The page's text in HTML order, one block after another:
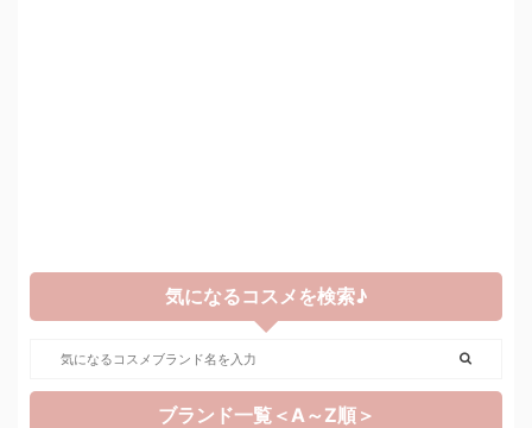
気になるコスメを検索♪
ブランド一覧＜A～Z順＞